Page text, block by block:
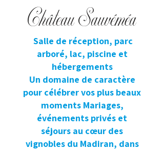
Château Sauvéméa
Salle de réception, parc
arboré, lac, piscine et
hébergements
Un domaine de caractère
pour célébrer vos plus beaux
moments Mariages,
événements privés et
séjours au cœur des
vignobles du Madiran, dans